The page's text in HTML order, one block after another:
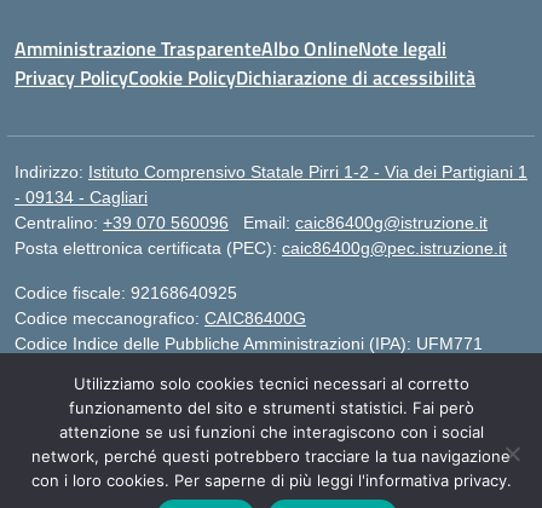
Amministrazione TrasparenteAlbo OnlineNote legali
Privacy PolicyCookie PolicyDichiarazione di accessibilità
Indirizzo: Istituto Comprensivo Statale Pirri 1-2 - Via dei Partigiani 1
- 09134 - Cagliari
Centralino: +39 070 560096 Email: caic86400g@istruzione.it
Posta elettronica certificata (PEC): caic86400g@pec.istruzione.it
Codice fiscale: 92168640925
Codice meccanografico: CAIC86400G
Codice Indice delle Pubbliche Amministrazioni (IPA): UFM771
IBAN - IT 46 W 0101504808000070626497
Idea e progetto di Designers Italia
Utilizziamo solo cookies tecnici necessari al corretto
funzionamento del sito e strumenti statistici. Fai però
attenzione se usi funzioni che interagiscono con i social
network, perché questi potrebbero tracciare la tua navigazione
con i loro cookies. Per saperne di più leggi l'informativa privacy.